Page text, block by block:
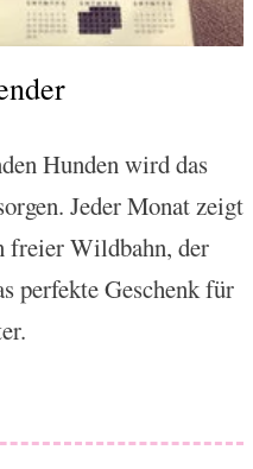
Hunden wird das
Jeder Monat zeigt
freier Wildbahn, der
perfekte Geschenk für